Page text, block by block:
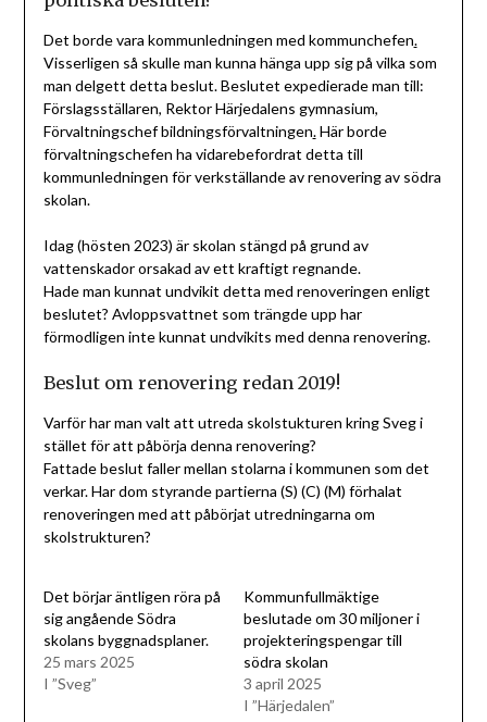
Det borde vara kommunledningen med kommunchefen.
Visserligen så skulle man kunna hänga upp sig på vilka som
man delgett detta beslut. Beslutet expedierade man till:
Förslagsställaren, Rektor Härjedalens gymnasium,
Förvaltningschef bildningsförvaltningen.Här borde
förvaltningschefen ha vidarebefordrat detta till
kommunledningen för verkställande av renovering av södra
skolan.
Idag (hösten 2023) är skolan stängd på grund av
vattenskador orsakad av ett kraftigt regnande.
Hade man kunnat undvikit detta med renoveringen enligt
beslutet? Avloppsvattnet som trängde upp har
förmodligen inte kunnat undvikits med denna renovering.
Beslut om renovering redan 2019!
Varför har man valt att utreda skolstukturen kring Sveg i
stället för att påbörja denna renovering?
Fattade beslut faller mellan stolarna i kommunen som det
verkar. Har dom styrande partierna (S) (C) (M) förhalat
renoveringen med att påbörjat utredningarna om
skolstrukturen?
Det börjar äntligen röra på
sig angående Södra
skolans byggnadsplaner.
25 mars 2025
I ”Sveg”
Kommunfullmäktige
beslutade om 30 miljoner i
projekteringspengar till
södra skolan
3 april 2025
I ”Härjedalen”